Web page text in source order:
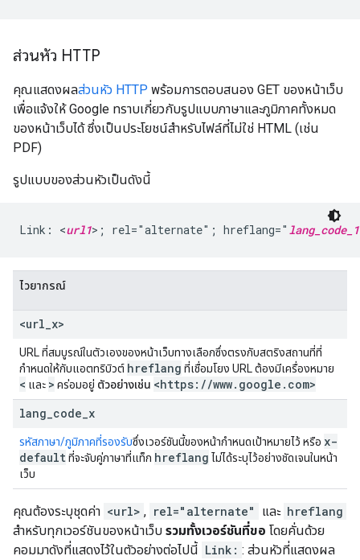
ส่วนหัว HTTP
คุณแสดงผลส่วนหัว HTTP พร้อมการตอบสนอง GET ของหน้าเว็บ
เพื่อแจ้งให้ Google ทราบเกี่ยวกับรูปแบบภาษาและภูมิภาคทั้งหมด
ของหน้าเว็บได้ ซึ่งเป็นประโยชน์สำหรับไฟล์ที่ไม่ใช่ HTML (เช่น
PDF)
รูปแบบของส่วนหัวเป็นดังนี้
Link: <url1>; rel="alternate"; hreflang=" lang_code_1
ไวยากรณ์
<url x>
URL ที่สมบูรณ์ในตัวเองของหน้าเว็บทางเลือกซึ่งตรงกับสตริงสถานที่ที่
กำหนดให้กับแอตทริบิวต์ hreflang ที่เชื่อมโยง URL ต้องมีเครื่องหมาย
< และ > คร่อมอยู่ ตัวอย่างเช่น <https: //www. google . com>
lang code x
รหัสภาษา/ภูมิภาคที่รองรับซึ่งเวอร์ชันนี้ของหน้ากำหนดเป้าหมายไว้ หรือ x-
defaultที่จะจับคู่ภาษาที่แท็ก hreflang ไม่ได้ระบุไว้อย่างชัดเจนในหน้า
เว็บ
คุณต้องระบุชุดค่า <url> , rel="alternate" และ hreflang
สำหรับทุกเวอร์ชันของหน้าเว็บ รวมทั้งเวอร์ชันที่ขอ โดยคั่นด้วย
คอมมาดังที่แสดงไว้ในตัวอย่างต่อไปนี้ Link: : ส่วนหัวที่แสดงผล